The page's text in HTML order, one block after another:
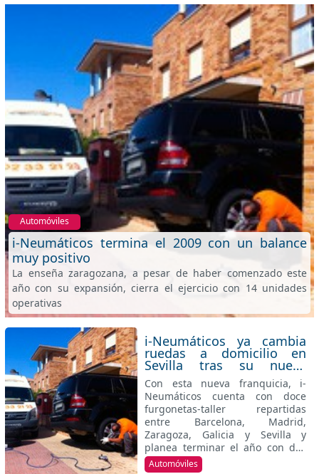
Automóviles
i-Neumáticos termina el 2009 con un balance
muy positivo
La enseña zaragozana, a pesar de haber comenzado este
año con su expansión, cierra el ejercicio con 14 unidades
operativas
i-Neumáticos ya cambia
ruedas a domicilio en
Sevilla tras su nueva
apertura
Con esta nueva franquicia, i-
Neumáticos cuenta con doce
furgonetas-taller repartidas
entre Barcelona, Madrid,
Zaragoza, Galicia y Sevilla y
planea terminar el año con dos
firmas más.
Automóviles